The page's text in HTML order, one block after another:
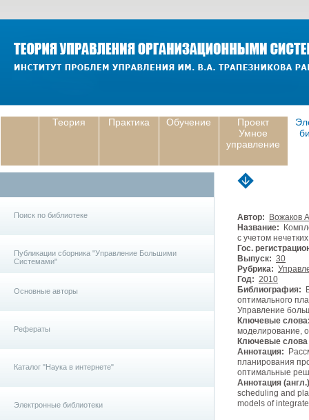
Теория Практика Обучение
Проект
Умное
управление
Поиск по библиотеке
Публикации сборника "Управление Большими
Системами"
Основные авторы
Рефераты
Каталог "Наука в интернете"
Электронные библиотеки
Автор:
Вожаков
Название:
с учетом
Гос.
Выпуск: 30
Рубрика:
Год: 2010
Библиография:
оптимального
Управление
Ключевые
моделирование,
Ключевые слова
Аннотация:
планирования
оптимальные
Аннотация
scheduling and
models of